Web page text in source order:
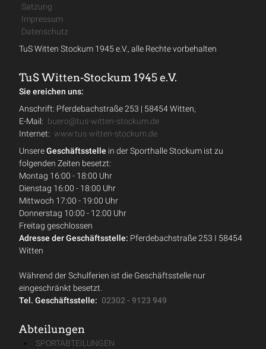
Satzung
Impressum
Datenschutz
TuS Witten Stockum 1945 e.V., alle Rechte vorbehalten
TuS Witten-Stockum 1945 e.V.
Sie ereichen uns:
Anschrift: Pferdebachstraße 253 | 58454 Witten,
E-Mail: buero@tus-witten-stockum.de
Internet: www.tus-witten-stockum.de
UnsereGeschäftsstelle in der Sporthalle Stockum ist zu
folgenden Zeiten besetzt:
Montag 16:00 - 18:00 Uhr
Dienstag 16:00 - 18:00 Uhr
Mittwoch 17:00 - 19:00 Uhr
Donnerstag 10:00 - 12:00 Uhr
Freitag geschlossen
Adresse der Geschäftsstelle: Pferdebachstraße 253 I 58454
Witten
Während der Schulferien ist die Geschäftsstelle nur
eingeschränkt besetzt.
Tel. Geschäftsstelle: 02302 - 9123 949
Abteilungen
SPORTABTEILUNGEN